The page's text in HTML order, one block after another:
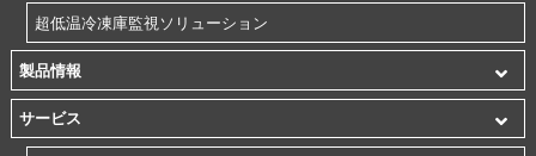
超低温冷凍庫監視ソリューション
製品情報
サービス